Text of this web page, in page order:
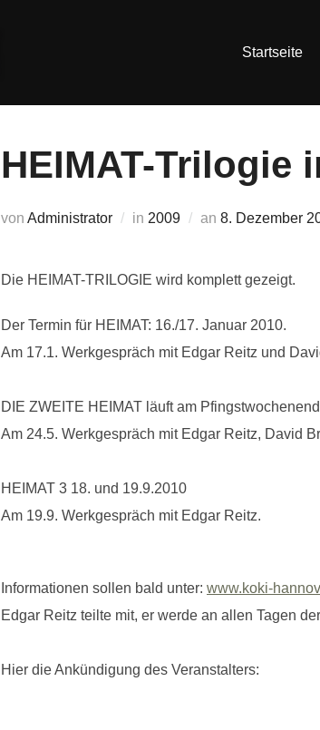
Startseite
HEIMAT-Trilogie
von Administrator in 2009 an Veröffentlicht
8. Dezember
Die HEIMAT-TRILOGIE wird komplett gezeigt.
Der Termin für HEIMAT: 16./17. Januar 2010.
Am 17.1. Werkgespräch mit Edgar Reitz und
DIE ZWEITE HEIMAT läuft am
Am 24.5. Werkgespräch mit Edgar Reitz, David
HEIMAT 3 18. und 19.9.2010
Am 19.9. Werkgespräch mit Edgar Reitz.
Informationen sollen bald unter: www.koki-
Edgar Reitz teilte mit, er werde an allen Tagen
Hier die Ankündigung des Veranstalters: